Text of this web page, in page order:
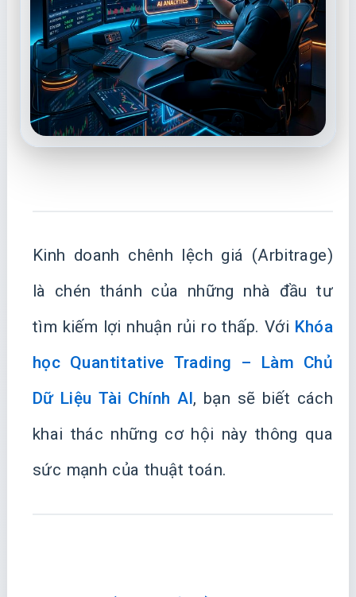
Kinh doanh chênh lệch giá (Arbitrage)
là chén thánh của những nhà đầu tư
tìm kiếm lợi nhuận rủi ro thấp. Với Khóa
học Quantitative Trading – Làm Chủ
Dữ Liệu Tài Chính AI , bạn sẽ biết cách
khai thác những cơ hội này thông qua
sức mạnh của thuật toán.